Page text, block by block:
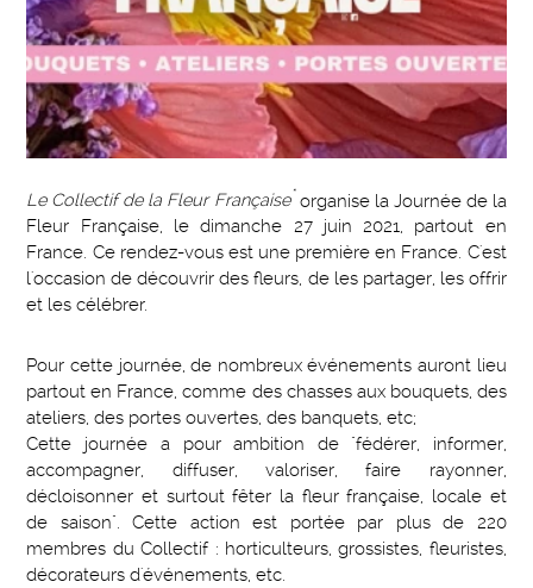
Le Collectif de la Fleur Française* organise la Journée de la
Fleur Française, le dimanche 27 juin 2021, partout en
France. Ce rendez-vous est une première en France. C'est
l'occasion de découvrir des fleurs, de les partager, les offrir
et les célébrer.
Pour cette journée, de nombreux événements auront lieu
partout en France, comme des chasses aux bouquets, des
ateliers, des portes ouvertes, des banquets, etc;
Cette journée a pour ambition de "fédérer, informer,
accompagner, diffuser, valoriser, faire rayonner,
décloisonner et surtout fêter la fleur française, locale et
de saison". Cette action est portée par plus de 220
membres du Collectif : horticulteurs, grossistes, fleuristes,
décorateurs d'événements, etc.